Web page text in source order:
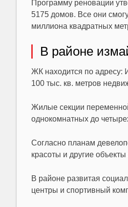
Программу реновации
5175 домов. Все они
миллиона квадратных
В районе
ЖК находится по адресу:
100 тыс. кв. метров
Жилые секции
однокомнатных до
Согласно планам
красоты и другие
В районе развитая
центры и спортивный